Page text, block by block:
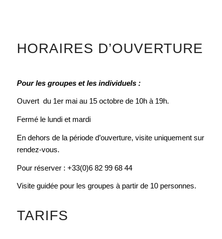
HORAIRES D’OUVERTURE
Pour les groupes etles individuels :
Ouvert du 1er mai au 15 octobre de 10h à 19h.
Fermé le lundi et mardi
En dehors de la période d’ouverture, visite uniquement sur
rendez-vous.
Pour réserver : +33(0)6 82 99 68 44
Visite guidée pour les groupes à partir de 10 personnes.
TARIFS